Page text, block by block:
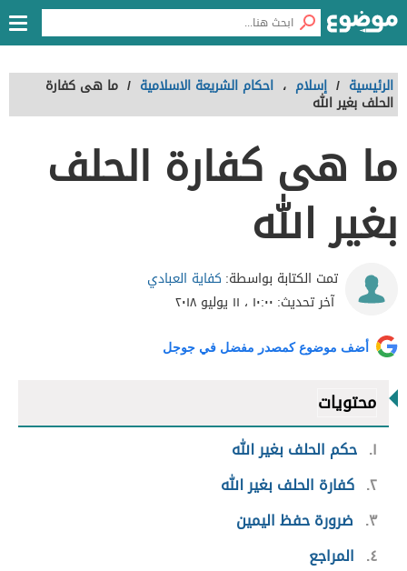
الرئيسية / إسلام ، احكام الشريعة الاسلامية / ما هى كفارة
الحلف بغير الله
ما هى كفارة الحلف
بغير الله
تمت الكتابة بواسطة: كفاية العبادي
آخر تحديث: ١٠:٠٠ ، ١١ يوليو ٢٠١٨
أضف موضوع كمصدر مفضل في جوجل
محتويات
١ حكم الحلف بغير الله
٢ كفارة الحلف بغير الله
٣
ضرورة حفظ اليمين
٤
المراجع